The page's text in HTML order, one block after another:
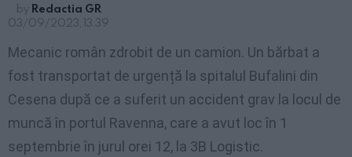
by Redactia GR
03/09/2023, 13:39
Mecanic român zdrobit de un camion. Un bărbat a
fost transportat de urgență la spitalul Bufalini din
Cesena după ce a suferit un accident grav la locul de
muncă în portul Ravenna, care a avut loc în 1
septembrie în jurul orei 12, la 3B Logistic.